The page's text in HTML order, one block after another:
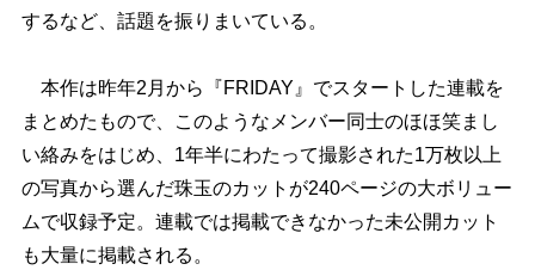
するなど、話題を振りまいている。
本作は昨年2月から『FRIDAY』でスタートした連載を
まとめたもので、このようなメンバー同士のほほ笑まし
い絡みをはじめ、1年半にわたって撮影された1万枚以上
の写真から選んだ珠玉のカットが240ページの大ボリュー
ムで収録予定。連載では掲載できなかった未公開カット
も大量に掲載される。